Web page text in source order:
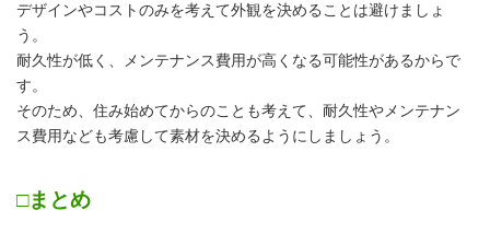
デザインやコストのみを考えて外観を決めることは避けましょ
う。
耐久性が低く、メンテナンス費用が高くなる可能性があるからで
す。
そのため、住み始めてからのことも考えて、耐久性やメンテナン
ス費用なども考慮して素材を決めるようにしましょう。
□まとめ